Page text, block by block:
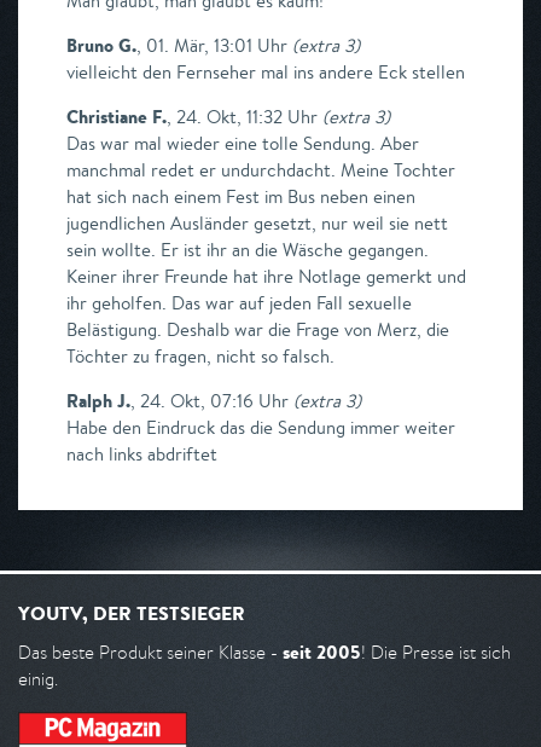
Bruno G., 01. Mär, 13:01 Uhr (extra 3)
vielleicht den Fernseher mal ins andere Eck stellen
Christiane F., 24. Okt, 11:32 Uhr (extra 3)
Das war mal wieder eine tolle Sendung. Aber
manchmal redet er undurchdacht. Meine Tochter
hat sich nach einem Fest im Bus neben einen
jugendlichen Ausländer gesetzt, nur weil sie nett
sein wollte. Er ist ihr an die Wäsche gegangen.
Keiner ihrer Freunde hat ihre Notlage gemerkt und
ihr geholfen. Das war auf jeden Fall sexuelle
Belästigung. Deshalb war die Frage von Merz, die
Töchter zu fragen, nicht so falsch.
Ralph J., 24. Okt, 07:16 Uhr (extra 3)
Habe den Eindruck das die Sendung immer weiter
nach links abdriftet
YOUTV, DER TESTSIEGER
Das beste Produkt seiner Klasse - seit 2005! Die Presse ist sich
einig.